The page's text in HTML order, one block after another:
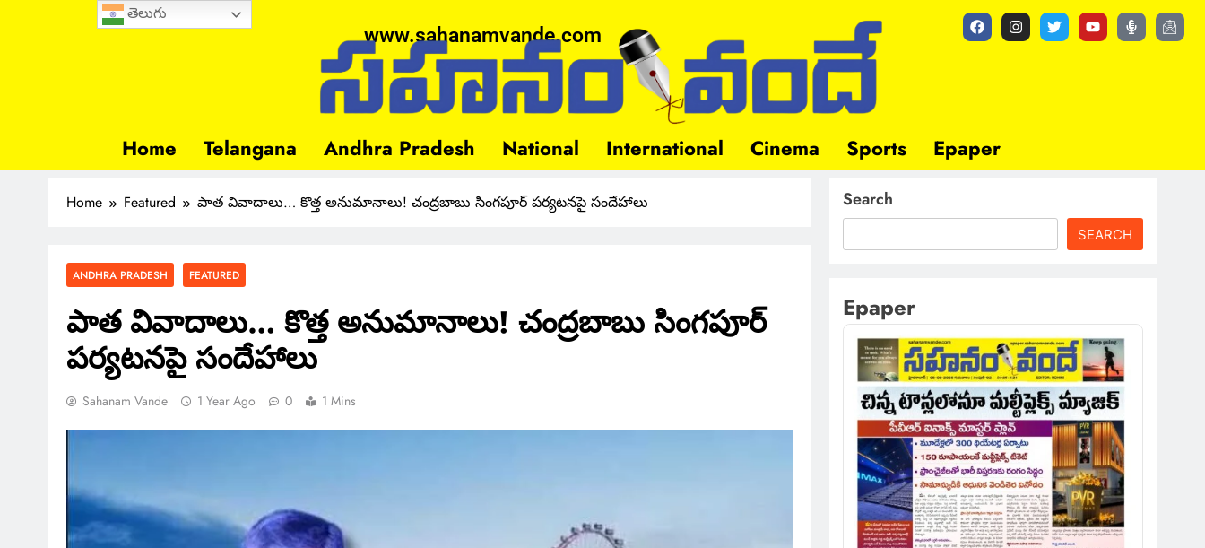
www.sahanamvande.com
Home Telangana Andhra Pradesh National International Cinema Sports Epaper
Home Featured పాత వివాదాలు… కొత్త అనుమానాలు! చంద్రబాబు సింగపూర్ పర్యటనపై సందేహాలు
ANDHRA PRADESH FEATURED
పాత వివాదాలు… కొత్త అనుమానాలు! చంద్రబాబు సింగపూర్
పర్యటనపై సందేహాలు
Sahanam Vande 1 Year Ago 0 1 Mins
Search
SEARCH
Epaper
తెలుగు